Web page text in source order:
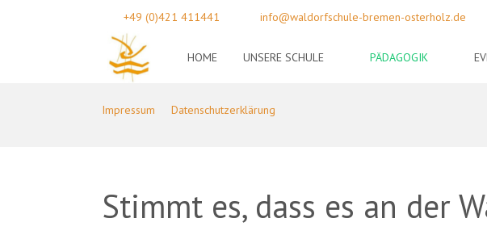
+49 (0)421 411441 info@waldorfschule-bremen-osterholz.de
HOME UNSERE SCHULE PÄDAGOGIK
Impressum Datenschutzerklärung
Stimmt es, dass es an der